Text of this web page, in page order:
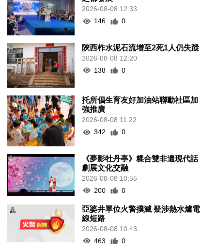
2026-08-08 12:33
146
0
陝西柞水泥石流增至2死1人仍失蹤
2026-08-08 12:20
138
0
托所倡生育友好加油站聯動社區加
強推廣
2026-08-08 11:22
342
0
《夢影牡丹亭》糅合雙非遺現代話
劇展文化交融
2026-08-08 10:55
200
0
亞婆井單位火警撲滅 疑涉熱水爐電
線短路
2026-08-08 10:43
463
0